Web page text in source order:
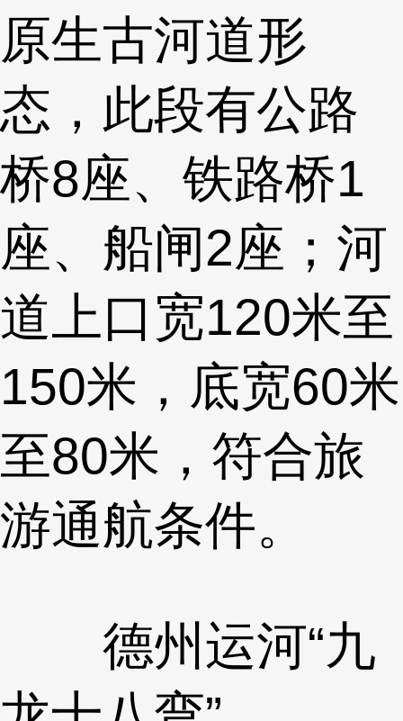
原生古河道形
态，此段有公路
桥8座、铁路桥1
座、船闸2座；河
道上口宽120米至
150米，底宽60米
至80米，符合旅
游通航条件。
德州运河“九